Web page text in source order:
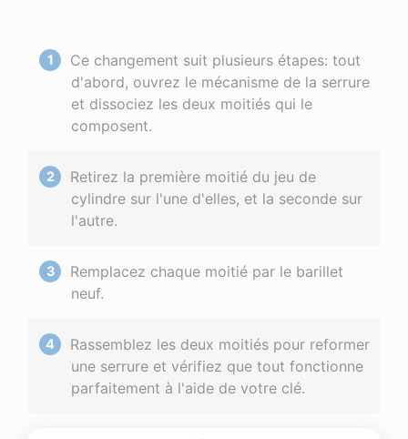
Ce changement suit plusieurs étapes: tout
d'abord, ouvrez le mécanisme de la serrure
et dissociez les deux moitiés qui le
composent.
Retirez la première moitié du jeu de
cylindre sur l'une d'elles, et la seconde sur
l'autre.
Remplacez chaque moitié par le barillet
neuf.
Rassemblez les deux moitiés pour reformer
une serrure et vérifiez que tout fonctionne
parfaitement à l'aide de votre clé.